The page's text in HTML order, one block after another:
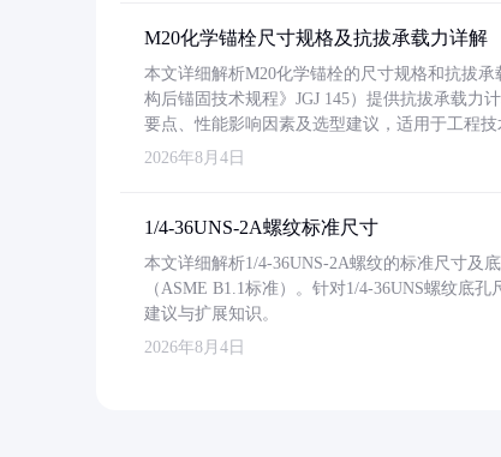
M20化学锚栓尺寸规格及抗拔承载力详解
本文详细解析M20化学锚栓的尺寸规格和抗拔
构后锚固技术规程》JGJ 145）提供抗拔承载力
要点、性能影响因素及选型建议，适用于工程技
2026年8月4日
1/4-36UNS-2A螺纹标准尺寸
本文详细解析1/4-36UNS-2A螺纹的标准尺寸及
（ASME B1.1标准）。针对1/4-36UNS螺纹底
建议与扩展知识。
2026年8月4日